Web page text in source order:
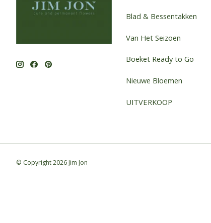
Blad & Bessentakken
Van Het Seizoen
Boeket Ready to Go
Nieuwe Bloemen
UITVERKOOP
© Copyright 2026 Jim Jon